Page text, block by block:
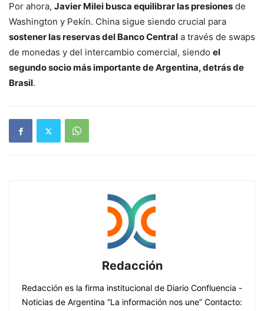
Por ahora, Javier Milei busca equilibrar las presiones de
Washington y Pekín. China sigue siendo crucial para
sostener las reservas del Banco Central a través de swaps
de monedas y del intercambio comercial, siendo el
segundo socio más importante de Argentina, detrás de
Brasil.
Redacción
Redacción es la firma institucional de Diario Confluencia -
Noticias de Argentina “La información nos une” Contacto: